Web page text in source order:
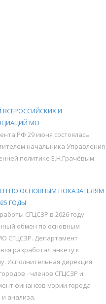
ВСЕРОССИЙСКИХ И
МО
РФ 29 июня состоялась
начальника Управления
политике Е.Н.Грачёвым.
ПО ОСНОВНЫМ ПОКАЗАТЕЛЯМ
ГОДЫ
СГЦСЗР в 2026 году
обмен по основным
СГЦСЗР. Департамент
разработал анкету к
Исполнительная дирекция
- членов СГЦСЗР и
финансов мэрии города
анализа.